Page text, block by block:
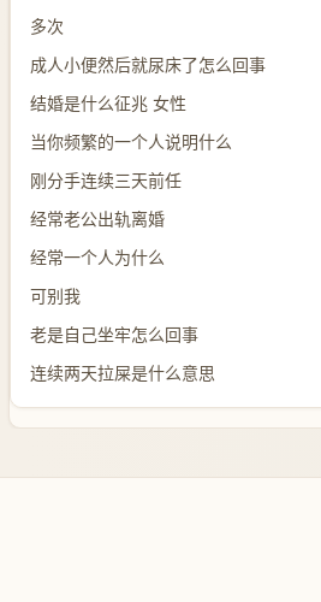
多次
成人小便然后就尿床了怎么回事
结婚是什么征兆 女性
当你频繁的一个人说明什么
刚分手连续三天前任
经常老公出轨离婚
经常一个人为什么
可别我
老是自己坐牢怎么回事
连续两天拉屎是什么意思